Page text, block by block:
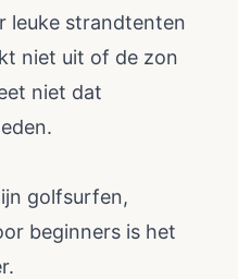
leuke strandtenten
niet uit of de zon
niet dat
golfsurfen,
beginners is het